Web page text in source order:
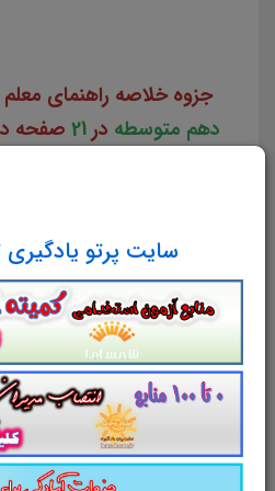
سایت پرتو
جزوه خلاصه راهنمای معلم
دهم متوسطه در 21 صفحه
است. این
فایلپی دی افمی تواند
برای انسجام ذهنی و
عزیزان باشد.مجموعه
کلیدی راهنمای معلم
دهممتوسطبرای تجمیع،
متناسب با سرفصل های
آموزش و پرورشطراحی